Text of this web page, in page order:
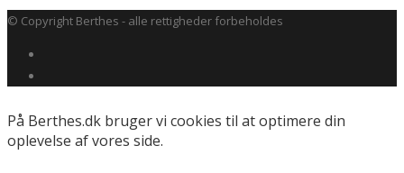
© Copyright Berthes - alle rettigheder forbeholdes
På Berthes.dk bruger vi cookies til at optimere din
oplevelse af vores side.